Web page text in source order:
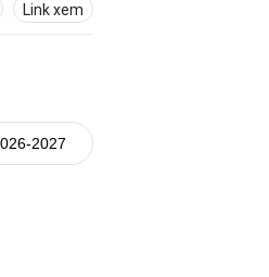
Link xem